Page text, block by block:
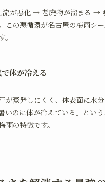
が悪化 → 老廃物が溜まる →
この悪循環が名古屋の梅雨シ
体が冷える
が蒸発しにくく、体表面に水
いのに体が冷えている」とい
雨の特徴です。